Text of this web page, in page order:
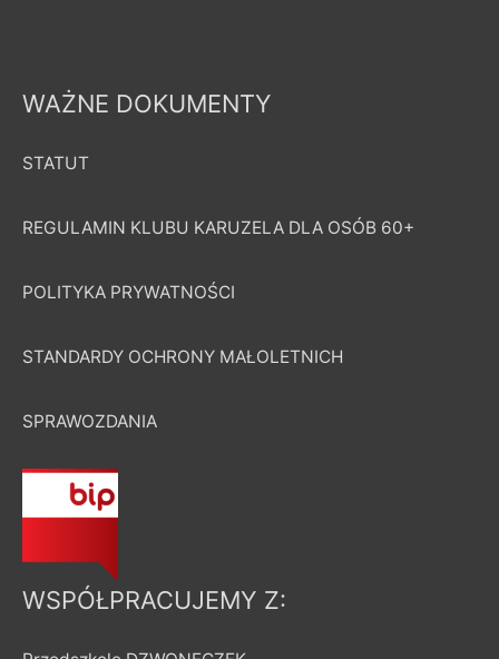
WAŻNE DOKUMENTY
STATUT
REGULAMIN KLUBU KARUZELA DLA OSÓB 60+
POLITYKA PRYWATNOŚCI
STANDARDY OCHRONY MAŁOLETNICH
SPRAWOZDANIA
WSPÓŁPRACUJEMY Z: